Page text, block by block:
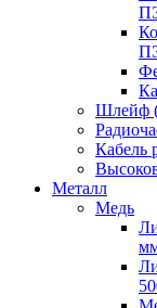
Шлейф
Кабель
Металл
Медь